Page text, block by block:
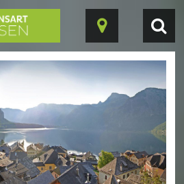
Karte
ein-/